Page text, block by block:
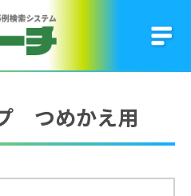
つめかえ用